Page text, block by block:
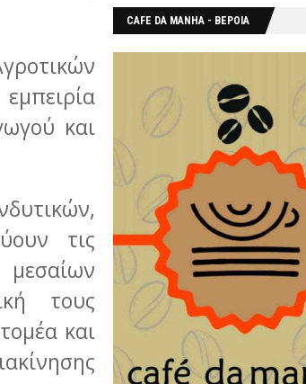
και
τις
τους
και
CAFE DA MANHA - ΒΕΡΟΙΑ